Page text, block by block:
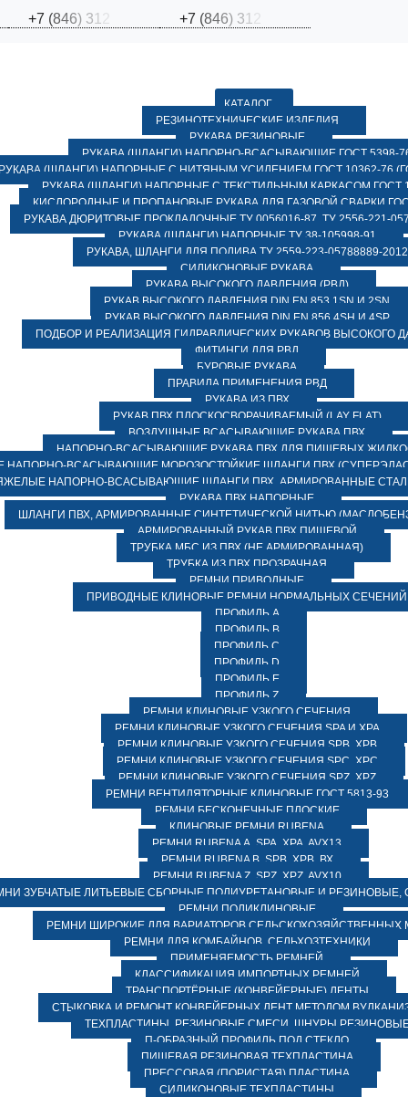
+7 (846) 31 +7 (846) 31
КАТАЛОГ
РЕЗИНОТЕХНИЧЕСКИЕ ИЗДЕЛИЯ
РУКАВА РЕЗИНОВЫЕ
РУКАВА (ШЛАНГИ) НАПОРНО-ВСАСЫВАЮЩИЕ ГОСТ 5398-
(ШЛАНГИ) НАПОРНЫЕ С НИТЯНЫМ УСИЛЕНИЕМ ГОСТ 10362-76
РУКАВА (ШЛАНГИ) НАПОРНЫЕ С ТЕКСТИЛЬНЫМ КАРКАСОМ ГОСТ
КИСЛОРОДНЫЕ И ПРОПАНОВЫЕ РУКАВА ДЛЯ ГАЗОВОЙ СВАРКИ
РУКАВА ДЮРИТОВЫЕ ПРОКЛАДОЧНЫЕ ТУ 0056016-87, ТУ 2556-221-
РУКАВА (ШЛАНГИ) НАПОРНЫЕ ТУ 38-105998-91
РУКАВА, ШЛАНГИ ДЛЯ ПОЛИВА ТУ 2559-223-05788889-2012
СИЛИКОНОВЫЕ РУКАВА
РУКАВА ВЫСОКОГО ДАВЛЕНИЯ (РВД)
РУКАВ ВЫСОКОГО ДАВЛЕНИЯ DIN EN 853 1SN И 2SN
РУКАВ ВЫСОКОГО ДАВЛЕНИЯ DIN EN 856 4SH И 4SP
ПОДБОР И РЕАЛИЗАЦИЯ ГИДРАВЛИЧЕСКИХ РУКАВОВ ВЫСОКОГО
ФИТИНГИ ДЛЯ РВД
БУРОВЫЕ РУКАВА
ПРАВИЛА ПРИМЕНЕНИЯ РВД
РУКАВА ИЗ ПВХ
РУКАВ ПВХ ПЛОСКОСВОРАЧИВАЕМЫЙ (LAY FLAT)
ВОЗДУШНЫЕ ВСАСЫВАЮЩИЕ РУКАВА ПВХ
НАПОРНО-ВСАСЫВАЮЩИЕ РУКАВА ПВХ ДЛЯ ПИЩЕВЫХ
НАПОРНО-ВСАСЫВАЮЩИЕ МОРОЗОСТОЙКИЕ ШЛАНГИ ПВХ
НАПОРНО-ВСАСЫВАЮЩИЕ ШЛАНГИ ПВХ, АРМИРОВАННЫЕ
РУКАВА ПВХ НАПОРНЫЕ
ШЛАНГИ ПВХ, АРМИРОВАННЫЕ СИНТЕТИЧЕСКОЙ НИТЬЮ
АРМИРОВАННЫЙ РУКАВ ПВХ ПИЩЕВОЙ
ТРУБКА МБС ИЗ ПВХ (НЕ АРМИРОВАННАЯ)
ТРУБКА ИЗ ПВХ ПРОЗРАЧНАЯ
РЕМНИ ПРИВОДНЫЕ
ПРИВОДНЫЕ КЛИНОВЫЕ РЕМНИ НОРМАЛЬНЫХ СЕЧЕНИЙ
ПРОФИЛЬ A
ПРОФИЛЬ B
ПРОФИЛЬ C
ПРОФИЛЬ D
ПРОФИЛЬ E
ПРОФИЛЬ Z
РЕМНИ КЛИНОВЫЕ УЗКОГО СЕЧЕНИЯ
РЕМНИ КЛИНОВЫЕ УЗКОГО СЕЧЕНИЯ SPA И XPA
РЕМНИ КЛИНОВЫЕ УЗКОГО СЕЧЕНИЯ SPB, XPB
РЕМНИ КЛИНОВЫЕ УЗКОГО СЕЧЕНИЯ SPC, XPC
РЕМНИ КЛИНОВЫЕ УЗКОГО СЕЧЕНИЯ SPZ, XPZ
РЕМНИ ВЕНТИЛЯТОРНЫЕ КЛИНОВЫЕ ГОСТ 5813-93
РЕМНИ БЕСКОНЕЧНЫЕ ПЛОСКИЕ
КЛИНОВЫЕ РЕМНИ RUBENA
РЕМНИ RUBENA А, SPA, XPA, AVX13
РЕМНИ RUBENA В, SPВ, ХPВ, ВХ
РЕМНИ RUBENA Z, SPZ, XPZ, AVX10
ЗУБЧАТЫЕ ЛИТЬЕВЫЕ СБОРНЫЕ ПОЛИУРЕТАНОВЫЕ И РЕЗИНОВЫЕ,
РЕМНИ ПОЛИКЛИНОВЫЕ
РЕМНИ ШИРОКИЕ ДЛЯ ВАРИАТОРОВ СЕЛЬСКОХОЗЯЙСТВЕННЫХ
РЕМНИ ДЛЯ КОМБАЙНОВ, СЕЛЬХОЗТЕХНИКИ
ПРИМЕНЯЕМОСТЬ РЕМНЕЙ
КЛАССИФИКАЦИЯ ИМПОРТНЫХ РЕМНЕЙ
ТРАНСПОРТЁРНЫЕ (КОНВЕЙЕРНЫЕ) ЛЕНТЫ
СТЫКОВКА И РЕМОНТ КОНВЕЙЕРНЫХ ЛЕНТ МЕТОДОМ
ТЕХПЛАСТИНЫ, РЕЗИНОВЫЕ СМЕСИ, ШНУРЫ
П-ОБРАЗНЫЙ ПРОФИЛЬ ПОД СТЕКЛО
ПИЩЕВАЯ РЕЗИНОВАЯ ТЕХПЛАСТИНА
ПРЕССОВАЯ (ПОРИСТАЯ) ПЛАСТИНА
СИЛИКОНОВЫЕ ТЕХПЛАСТИНЫ